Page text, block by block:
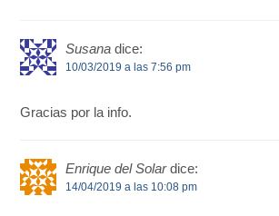
Susana dice:
10/03/2019 a las 7:56 pm
Gracias por la info.
Enrique del Solar dice:
14/04/2019 a las 10:08 pm